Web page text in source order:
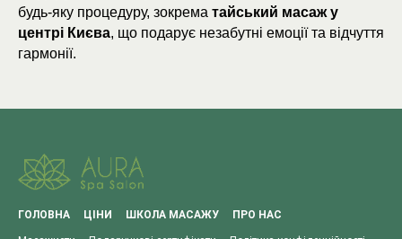
будь-яку процедуру, зокрема тайський масаж у
центрі Києва, що подарує незабутні емоції та відчуття
гармонії.
ГОЛОВНА ЦІНИ ШКОЛА МАСАЖУ ПРО НАС